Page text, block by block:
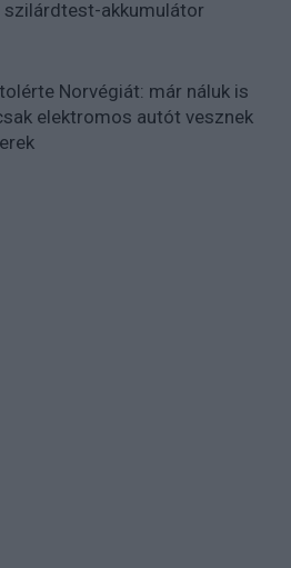
szilárdtest-akkumulátor
Norvégiát: már náluk is
elektromos autót vesznek